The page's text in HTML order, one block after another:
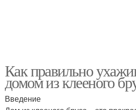
Как правильно
домом из клееного
Введение